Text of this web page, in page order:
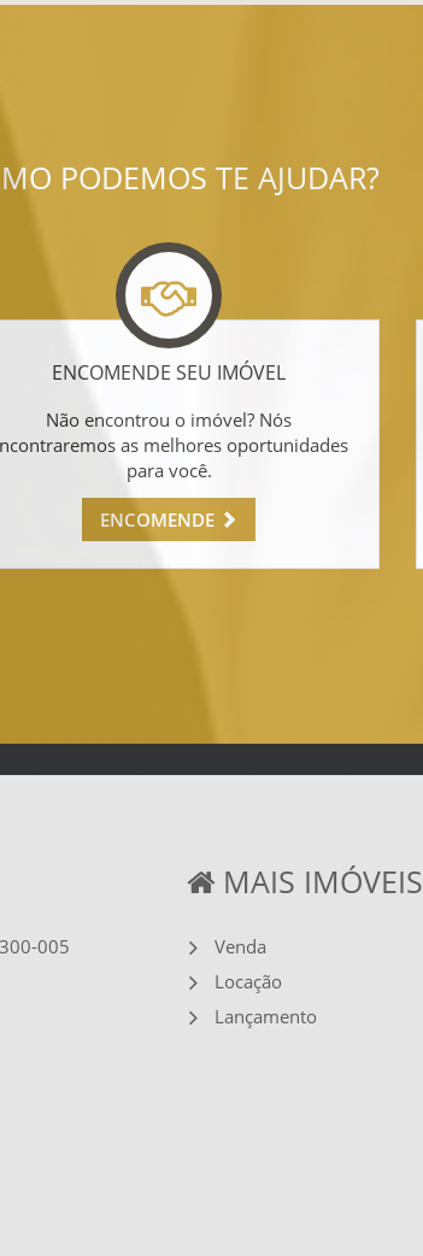
PODEMOS TE AJUDAR?
ENCOMENDE SEU IMÓVEL
Não encontrou o imóvel? Nós
as melhores oportunidades
para você.
ENCOMENDE
005
MAIS IMÓVEIS
Venda
Locação
Lançamento